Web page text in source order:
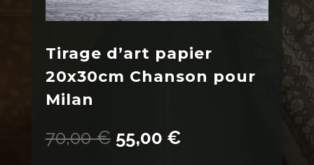
Tirage d’art papier
20x30cm Chanson pour
Milan
70,00€ Le
prix
55,00 €Le
prix